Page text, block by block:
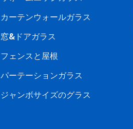
カーテンウォールガラス
窓&ドアガラス
フェンスと屋根
パーテーションガラス
ジャンボサイズのグラス